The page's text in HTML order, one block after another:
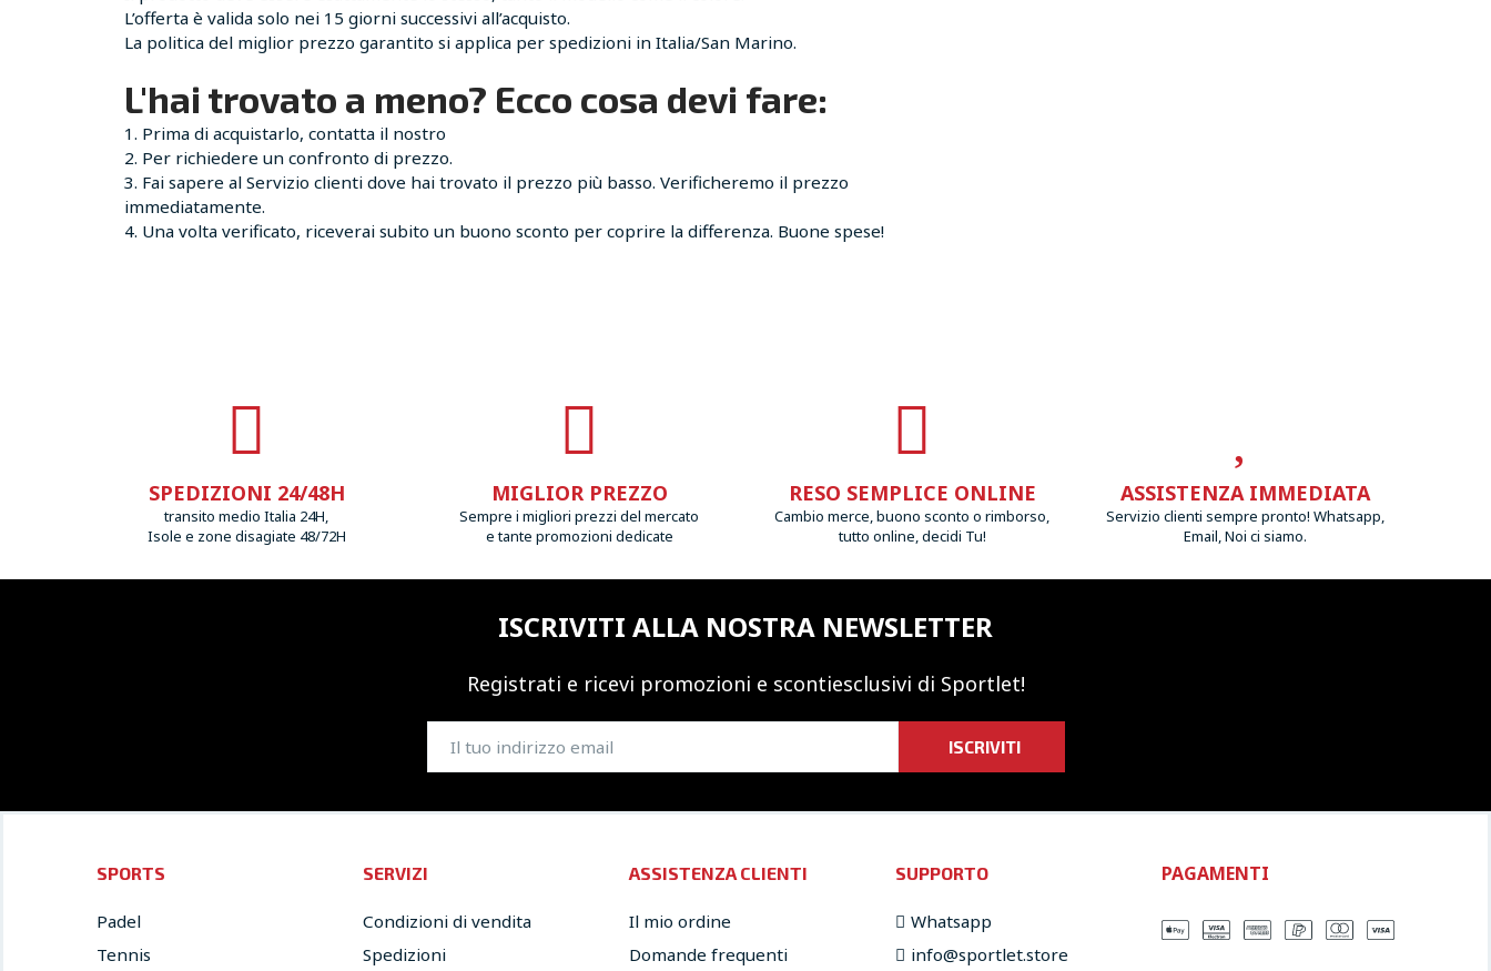
L’offerta è valida solo nei 15 giorni successivi all’acquisto.
La politica del miglior prezzo garantito si applica per spedizioni in Italia/San Marino.
L'hai trovato a meno? Ecco cosa devi fare:
Prima di acquistarlo, contatta il nostro
Per richiedere un confronto di prezzo.
Fai sapere al Servizio clienti dove hai trovato il prezzo più basso. Verificheremo il prezzo
immediatamente.
Una volta verificato, riceverai subito un buono sconto per coprire la differenza. Buone spese!
SPEDIZIONI 24/48H
transito medio Italia 24H,
Isole e zone disagiate 48/72H
MIGLIOR PREZZO
Sempre i migliori prezzi del mercato
e tante promozioni dedicate
RESO SEMPLICE ONLINE
Cambio merce, buono sconto o rimborso,
tutto online, decidi Tu!
ASSISTENZA IMMEDIATA
Servizio clienti sempre pronto! Whatsapp,
Email, Noi ci siamo.
ISCRIVITI ALLA NOSTRA NEWSLETTER
Registrati e ricevi promozioni e scontiesclusivi di Sportlet!
ISCRIVITI
SPORTS
Padel
Tennis
SERVIZI
Condizioni di vendita
Spedizioni
ASSISTENZA CLIENTI
Il mio ordine
Domande frequenti
SUPPORTO
Whatsapp
info@sportlet.store​
PAGAMENTI